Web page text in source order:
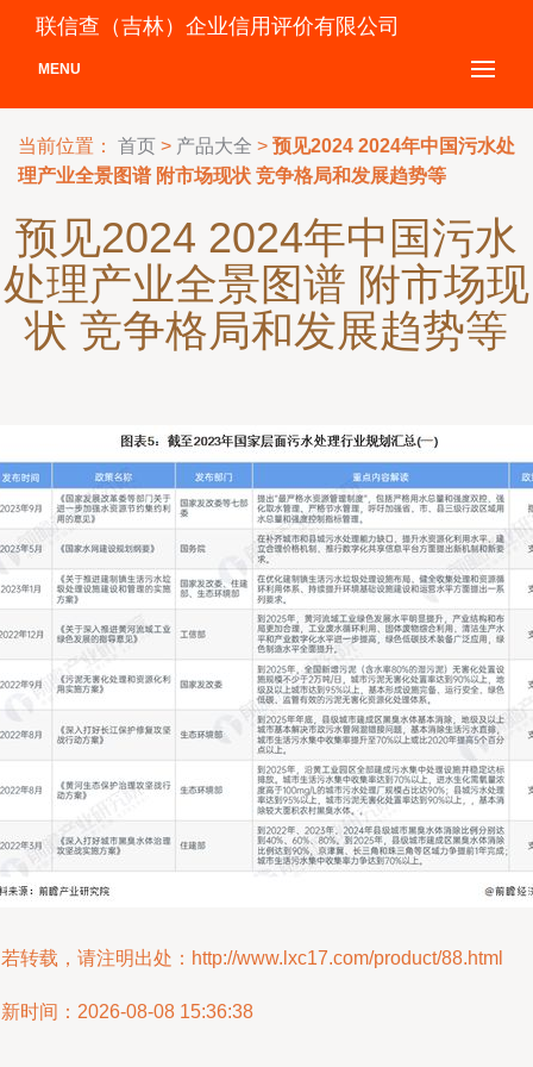
联信查（吉林）企业信用评价有限公司
MENU
当前位置： 首页 > 产品大全 > 预见2024 2024年中国污水处
理产业全景图谱 附市场现状 竞争格局和发展趋势等
预见2024 2024年中国污水
处理产业全景图谱 附市场现
状 竞争格局和发展趋势等
转载，请注明出处：http://www.lxc17.com/product/88.html
时间：2026-08-08 15:36:38